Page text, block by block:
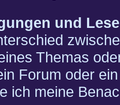
und
Themas
Forum oder
ich meine